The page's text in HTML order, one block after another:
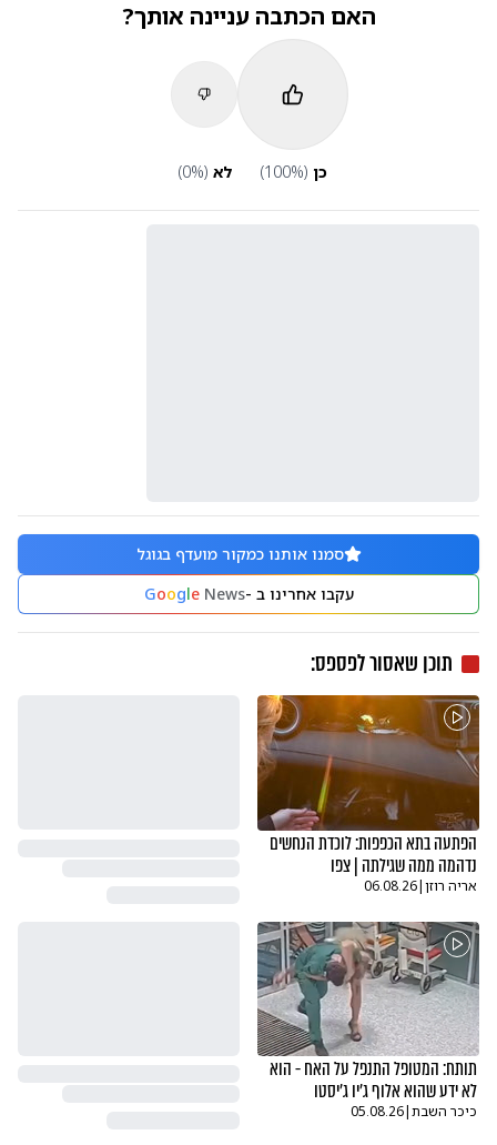
האם הכתבה עניינה אותך?
כן (
100%) לא (
0%)
סמנו אותנו כמקור מועדף בגוגל
עקבו אחרינו ב -
GoogleNews
תוכן שאסור לפספס:
הפתעה בתא הכפפות: לוכדת הנחשים
נדהמה ממה שגילתה | צפו
אריה רוזן|
06.08.26
תותח: המטופל התנפל על האח - הוא
לא ידע שהוא אלוף ג'יו ג'יסטו
כיכר השבת|
05.08.26